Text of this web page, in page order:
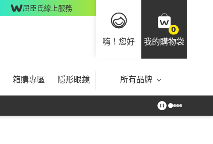
屈臣氏線上服務
嗨！您好
0
我的購物袋
箱購專區 隱形眼鏡 所有品牌